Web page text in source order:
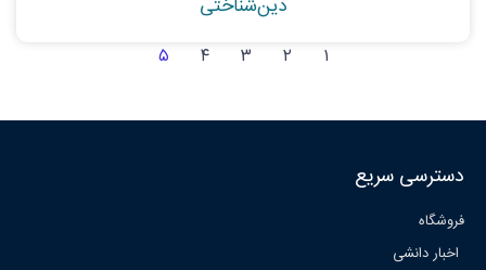
دین‌شناختی
۱ ۲ ۳ ۴ ۵
دسترسی سریع
فروشگاه
اخبار دانشی